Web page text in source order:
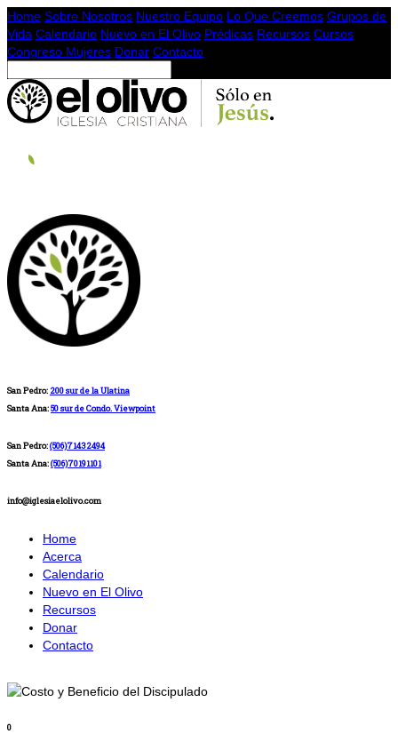
Home Sobre Nosotros Nuestro Equipo Lo Que Creemos Grupos de
Vida Calendario Nuevo en El Olivo Prédicas Recursos Cursos
Congreso Mujeres Donar Contacto
San Pedro: 200 sur de la Ulatina
Santa Ana:50 sur de Condo. Viewpoint
San Pedro:(506)71432494
Santa Ana:(506)70191101
info@iglesiaelolivo.com
Home
Acerca
Calendario
Nuevo en El Olivo
Recursos
Donar
Contacto
0